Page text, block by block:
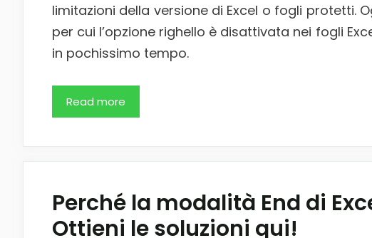
limitazioni della versione di Excel o fogli protetti.
per cui l’opzione righello è disattivata nei fogli
in pochissimo tempo.
Read more
Perché la modalità End di
Ottieni le soluzioni qui!